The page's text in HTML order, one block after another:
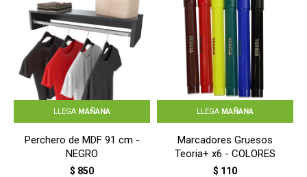
LLEGA MAÑANA
Perchero de MDF 91 cm -
NEGRO
$ 850
LLEGA MAÑANA
Marcadores Gruesos
Teoria+ x6 - COLORES
$ 110